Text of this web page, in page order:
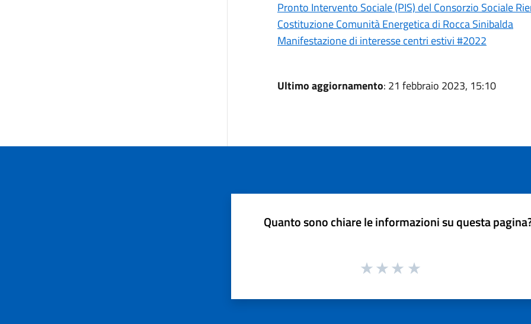
Pronto Intervento Sociale (PIS) del Consorzio Sociale
Costituzione Comunità Energetica di Rocca Sinibalda
Manifestazione di interesse centri estivi #2022
Ultimo aggiornamento: 21 febbraio 2023, 15:10
Quanto sono chiare le informazioni su questa